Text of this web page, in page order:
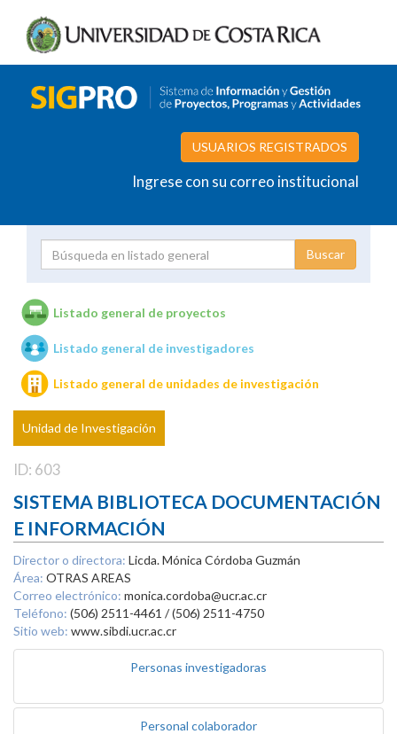
USUARIOS REGISTRADOS
Ingrese con su correo institucional
Unidades de investigación
Listado general de proyectos
Listado general de investigadores
Listado general de unidades de investigación
Unidad de Investigación
ID: 603
SISTEMA BIBLIOTECA DOCUMENTACIÓN
E INFORMACIÓN
Director o directora: Licda. Mónica Córdoba Guzmán
Área: OTRAS AREAS
Correo electrónico: monica.cordoba@ucr.ac.cr
Teléfono: (506) 2511-4461 / (506) 2511-4750
Sitio web: www.sibdi.ucr.ac.cr
Personas investigadoras
Personal colaborador